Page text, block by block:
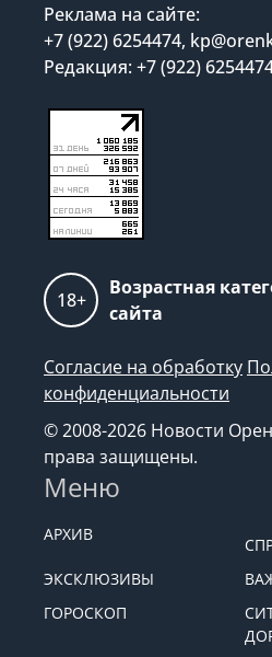
Реклама на сайте:
+7 (922) 6254474,
Редакция: +7 (922)
18+
Возрастная
сайта
Согласие на обработку
конфиденциальности
© 2008-2026 Новости
права защищены.
Меню
АРХИВ
ЭКСКЛЮЗИВЫ
ГОРОСКОП